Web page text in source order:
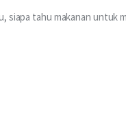
siapa tahu makanan untuk